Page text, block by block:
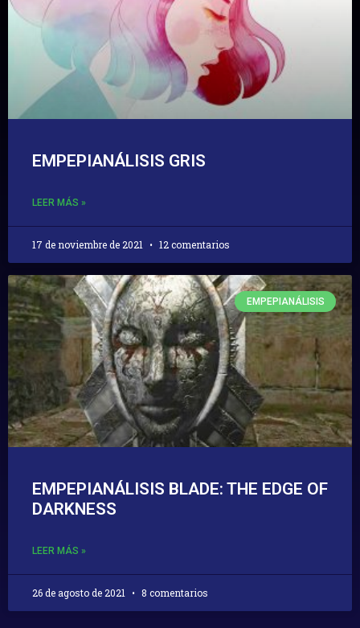
EMPEPIANÁLISIS GRIS
LEER MÁS »
17 de noviembre de 2021 12 comentarios
EMPEPIANÁLISIS
EMPEPIANÁLISIS BLADE: THE EDGE OF
DARKNESS
LEER MÁS »
26 de agosto de 2021 8 comentarios